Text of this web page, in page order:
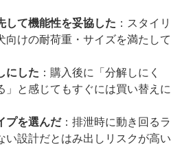
して機能性を妥協した ：スタイリ
向けの耐荷重・サイズを満たして
にした ：購入後に「分解しにく
」と感じてもすぐには買い替えに
プを選んだ：排泄時に動き回るラ
い設計だとはみ出しリスクが高い